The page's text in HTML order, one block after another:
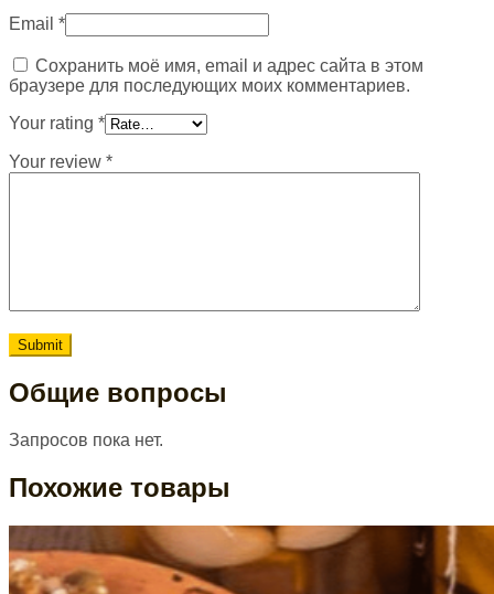
Email *
Сохранить моё имя, email и адрес сайта в этом
браузере для последующих моих комментариев.
Your rating *
Your review *
Общие вопросы
Запросов пока нет.
Похожие товары